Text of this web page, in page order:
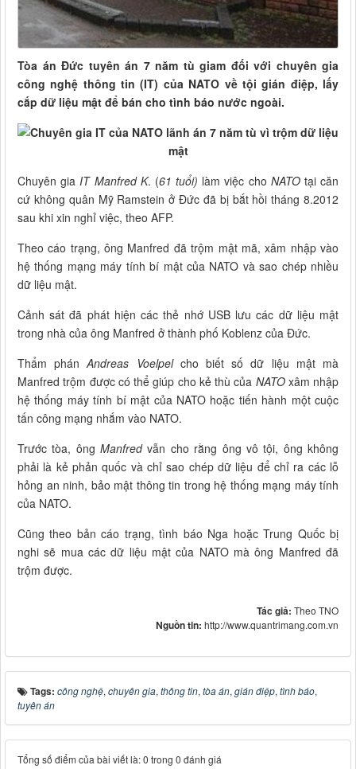
Tòa án Đức tuyên án 7 năm tù giam đối với chuyên gia
công nghệ thông tin (IT) của NATO về tội gián điệp, lấy
cắp dữ liệu mật để bán cho tình báo nước ngoài.
Chuyên gia IT Manfred K. (61 tuổi) làm việc cho NATOtại căn
cứ không quân Mỹ Ramstein ở Đức đã bị bắt hồi tháng 8.2012
sau khi xin nghỉ việc, theo AFP.
Theo cáo trạng, ông Manfred đã trộm mật mã, xâm nhập vào
hệ thống mạng máy tính bí mật của NATO và sao chép nhiều
dữ liệu mật.
Cảnh sát đã phát hiện các thẻ nhớ USB lưu các dữ liệu mật
trong nhà của ông Manfred ở thành phố Koblenz của Đức.
Thẩm phánAndreas Voelpelcho biết số dữ liệu mật mà
Manfred trộm được có thể giúp cho kẻ thù của NATOxâm nhập
hệ thống máy tính bí mật của NATO hoặc tiến hành một cuộc
tấn công mạng nhắm vào NATO.
Trước tòa, ôngManfredvẫn cho rằng ông vô tội, ông không
phải là kẻ phản quốc và chỉ sao chép dữ liệu để chỉ ra các lỗ
hỏng an ninh, bảo mật thông tin trong hệ thống mạng máy tính
của NATO.
Cũng theo bản cáo trạng, tình báo Nga hoặc Trung Quốc bị
nghi sẽ mua các dữ liệu mật của NATO mà ông Manfred đã
trộm được.
Tác giả: Theo TNO
Nguồn tin: http://www.quantrimang.com.vn
Tags: công nghệ, chuyên gia, thông tin, tòa án, gián điệp, tình báo,
tuyên án
Tổng số điểm của bài viết là: 0 trong 0 đánh giá